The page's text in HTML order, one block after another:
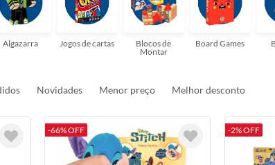
Algazarra Jogos de cartas
Blocos de
Montar
Board Games
Novidades Menor preço Melhor desconto
-66% OFF -2% OFF